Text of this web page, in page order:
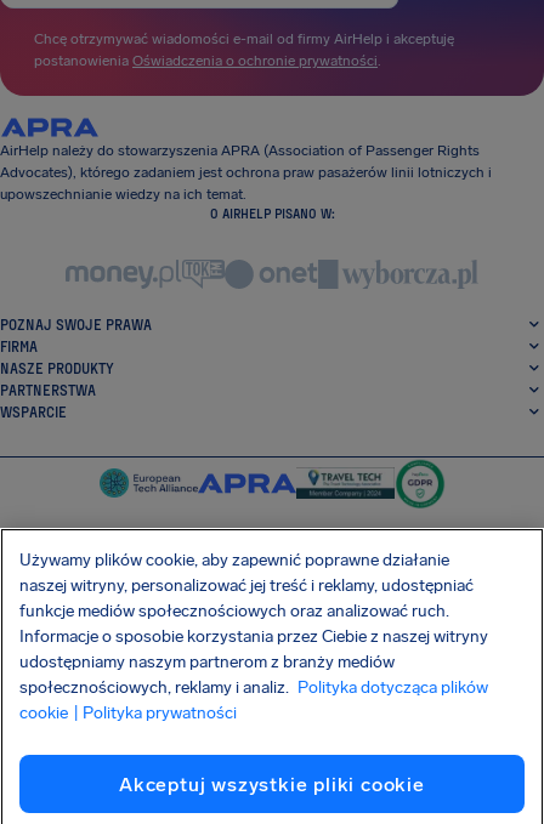
Chcę otrzymywać wiadomości e-mail od firmy AirHelp i akceptuję
postanowienia Oświadczenia o ochronie prywatności.
AirHelp należy do stowarzyszenia APRA (Association of Passenger Rights
Advocates), którego zadaniem jest ochrona praw pasażerów linii lotniczych i
upowszechnianie wiedzy na ich temat.
O AIRHELP PISANO W:
POZNAJ SWOJE PRAWA
FIRMA
NASZE PRODUKTY
PARTNERSTWA
WSPARCIE
SocialFacebook
SocialTwitter
SocialInstagram
SocialLinkedin
POBIERZ NASZĄ DARMOWĄ APLIKACJĘ
Polityka prywatności Pliki cookie
Imprint
Atak na łańcuch dostaw Shai-Hulud
Używamy plików cookie, aby zapewnić poprawne działanie
naszej witryny, personalizować jej treść i reklamy, udostępniać
funkcje mediów społecznościowych oraz analizować ruch.
Informacje o sposobie korzystania przez Ciebie z naszej witryny
udostępniamy naszym partnerom z branży mediów
społecznościowych, reklamy i analiz. Polityka dotycząca plików
cookie
| Polityka prywatności
Akceptuj wszystkie pliki cookie